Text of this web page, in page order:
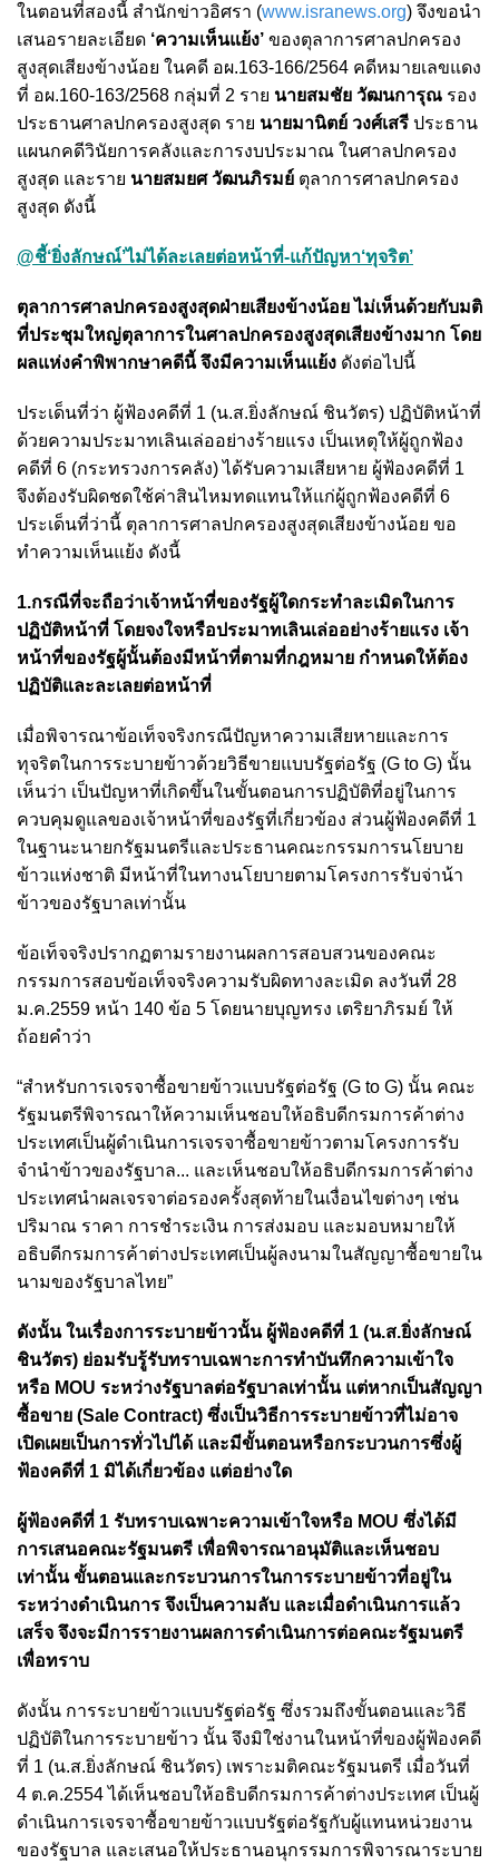
ในตอนที่สองนี้ สำนักข่าวอิศรา (www.isranews.org) จึงขอนำ
เสนอรายละเอียด ‘ความเห็นแย้ง’ ของตุลาการศาลปกครอง
สูงสุดเสียงข้างน้อย ในคดี อผ.163-166/2564 คดีหมายเลขแดง
ที่ อผ.160-163/2568 กลุ่มที่ 2 ราย นายสมชัย วัฒนการุณ รอง
ประธานศาลปกครองสูงสุด ราย นายมานิตย์ วงศ์เสรี ประธาน
แผนกคดีวินัยการคลังและการงบประมาณ ในศาลปกครอง
สูงสุด และราย นายสมยศ วัฒนภิรมย์ ตุลาการศาลปกครอง
สูงสุด ดังนี้
@ชี้‘ยิ่งลักษณ์’ไม่ได้ละเลยต่อหน้าที่-แก้ปัญหา‘ทุจริต’
ตุลาการศาลปกครองสูงสุดฝ่ายเสียงข้างน้อย ไม่เห็นด้วยกับมติ
ที่ประชุมใหญ่ตุลาการในศาลปกครองสูงสุดเสียงข้างมาก โดย
ผลแห่งคําพิพากษาคดีนี้ จึงมีความเห็นแย้ง ดังต่อไปนี้
ประเด็นที่ว่า ผู้ฟ้องคดีที่ 1 (น.ส.ยิ่งลักษณ์ ชินวัตร) ปฏิบัติหน้าที่
ด้วยความประมาทเลินเล่ออย่างร้ายแรง เป็นเหตุให้ผู้ถูกฟ้อง
คดีที่ 6 (กระทรวงการคลัง) ได้รับความเสียหาย ผู้ฟ้องคดีที่ 1
จึงต้องรับผิดชดใช้ค่าสินไหมทดแทนให้แก่ผู้ถูกฟ้องคดีที่ 6
ประเด็นที่ว่านี้ ตุลาการศาลปกครองสูงสุดเสียงข้างน้อย ขอ
ทำความเห็นแย้ง ดังนี้
1.กรณีที่จะถือว่าเจ้าหน้าที่ของรัฐผู้ใดกระทำละเมิดในการ
ปฏิบัติหน้าที่ โดยจงใจหรือประมาทเลินเล่ออย่างร้ายแรง เจ้า
หน้าที่ของรัฐผู้นั้นต้องมีหน้าที่ตามที่กฎหมาย กําหนดให้ต้อง
ปฏิบัติและละเลยต่อหน้าที่
เมื่อพิจารณาข้อเท็จจริงกรณีปัญหาความเสียหายและการ
ทุจริตในการระบายข้าวด้วยวิธีขายแบบรัฐต่อรัฐ (G to G) นั้น
เห็นว่า เป็นปัญหาที่เกิดขึ้นในขั้นตอนการปฏิบัติที่อยู่ในการ
ควบคุมดูแลของเจ้าหน้าที่ของรัฐที่เกี่ยวข้อง ส่วนผู้ฟ้องคดีที่ 1
ในฐานะนายกรัฐมนตรีและประธานคณะกรรมการนโยบาย
ข้าวแห่งชาติ มีหน้าที่ในทางนโยบายตามโครงการรับจ่าน้า
ข้าวของรัฐบาลเท่านั้น
ข้อเท็จจริงปรากฏตามรายงานผลการสอบสวนของคณะ
กรรมการสอบข้อเท็จจริงความรับผิดทางละเมิด ลงวันที่ 28
ม.ค.2559 หน้า 140 ข้อ 5 โดยนายบุญทรง เตริยาภิรมย์ ให้
ถ้อยคําว่า
“สำหรับการเจรจาซื้อขายข้าวแบบรัฐต่อรัฐ (G to G) นั้น คณะ
รัฐมนตรีพิจารณาให้ความเห็นชอบให้อธิบดีกรมการค้าต่าง
ประเทศเป็นผู้ดำเนินการเจรจาซื้อขายข้าวตามโครงการรับ
จำนำข้าวของรัฐบาล... และเห็นชอบให้อธิบดีกรมการค้าต่าง
ประเทศนําผลเจรจาต่อรองครั้งสุดท้ายในเงื่อนไขต่างๆ เช่น
ปริมาณ ราคา การชําระเงิน การส่งมอบ และมอบหมายให้
อธิบดีกรมการค้าต่างประเทศเป็นผู้ลงนามในสัญญาซื้อขายใน
นามของรัฐบาลไทย”
ดังนั้น ในเรื่องการระบายข้าวนั้น ผู้ฟ้องคดีที่ 1 (น.ส.ยิ่งลักษณ์
ชินวัตร) ย่อมรับรู้รับทราบเฉพาะการทำบันทึกความเข้าใจ
หรือ MOU ระหว่างรัฐบาลต่อรัฐบาลเท่านั้น แต่หากเป็นสัญญา
ซื้อขาย (Sale Contract) ซึ่งเป็นวิธีการระบายข้าวที่ไม่อาจ
เปิดเผยเป็นการทั่วไปได้ และมีขั้นตอนหรือกระบวนการซึ่งผู้
ฟ้องคดีที่ 1 มิได้เกี่ยวข้อง แต่อย่างใด
ผู้ฟ้องคดีที่ 1 รับทราบเฉพาะความเข้าใจหรือ MOU ซึ่งได้มี
การเสนอคณะรัฐมนตรี เพื่อพิจารณาอนุมัติและเห็นชอบ
เท่านั้น ขั้นตอนและกระบวนการในการระบายข้าวที่อยู่ใน
ระหว่างดำเนินการ จึงเป็นความลับ และเมื่อดำเนินการแล้ว
เสร็จ จึงจะมีการรายงานผลการดำเนินการต่อคณะรัฐมนตรี
เพื่อทราบ
ดังนั้น การระบายข้าวแบบรัฐต่อรัฐ ซึ่งรวมถึงขั้นตอนและวิธี
ปฏิบัติในการระบายข้าว นั้น จึงมิใช่งานในหน้าที่ของผู้ฟ้องคดี
ที่ 1 (น.ส.ยิ่งลักษณ์ ชินวัตร) เพราะมติคณะรัฐมนตรี เมื่อวันที่
4 ต.ค.2554 ได้เห็นชอบให้อธิบดีกรมการค้าต่างประเทศ เป็นผู้
ดำเนินการเจรจาซื้อขายข้าวแบบรัฐต่อรัฐกับผู้แทนหน่วยงาน
ของรัฐบาล และเสนอให้ประธานอนุกรรมการพิจารณาระบาย